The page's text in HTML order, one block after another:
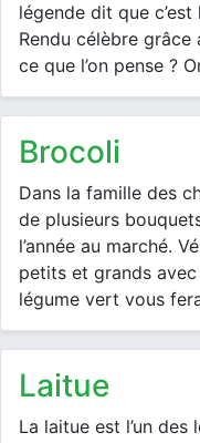
légende dit que
Rendu célèbre
ce que l’on pense ?
brocoli
Dans la famille des
de plusieurs
l’année au marché.
petits et grands
légume vert vous
laitue
La laitue est l’un